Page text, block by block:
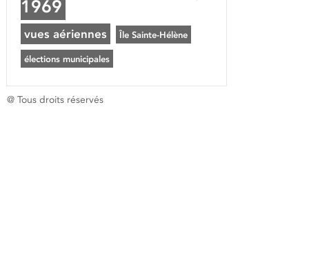
1969
vues aériennes Île Sainte-Hélène
élections municipales
@ Tous droits réservés